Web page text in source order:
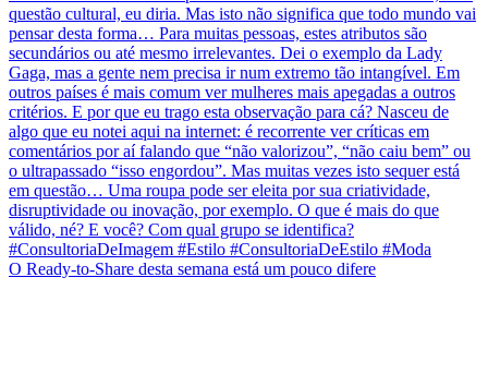
O Ready-to-Share desta semana está um pouco difere